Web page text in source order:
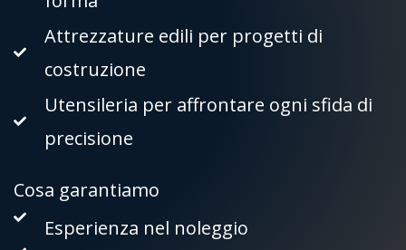
Attrezzature edili per progetti di
costruzione
Utensileria per affrontare ogni sfida di
precisione
Cosa garantiamo
Esperienza nel noleggio